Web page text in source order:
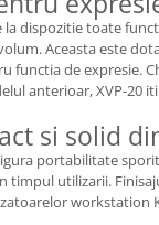
la dispozitie toate
Aceasta este
functia de expresie.
anterioar, XVP-20
si solid
portabilitate
timpul utilizarii.
workstation